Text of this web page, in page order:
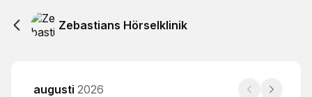
Zebastians Hörselklinik
augusti 2026